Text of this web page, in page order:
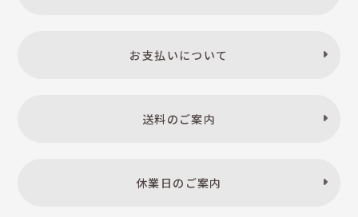
お支払いについて
送料のご案内
休業日のご案内